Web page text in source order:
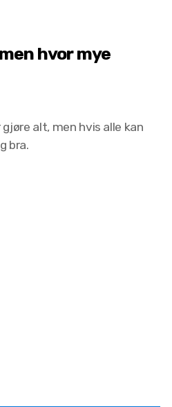
hvor mye
alt, men hvis alle kan
bra.